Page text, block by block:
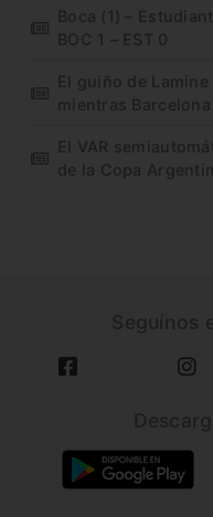
Boca (1) –
BOC 1 – EST 0
El guiño de
mientras
El VAR
de la Copa